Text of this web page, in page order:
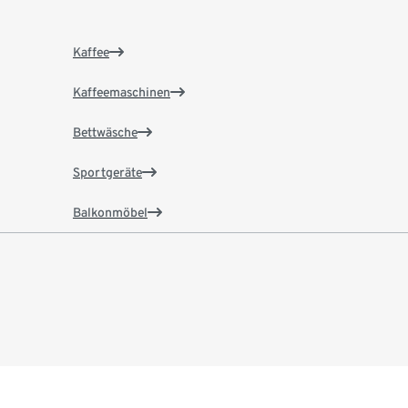
Kaffee
Kaffeemaschinen
Bettwäsche
Sportgeräte
Balkonmöbel